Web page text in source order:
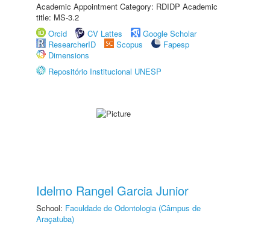
Academic Appointment Category: RDIDP Academic
title: MS-3.2
Orcid
CV Lattes
Google Scholar
ResearcherID
Scopus
Fapesp
Dimensions
Repositório Institucional UNESP
Idelmo Rangel Garcia Junior
School: Faculdade de Odontologia (Câmpus de
Araçatuba)